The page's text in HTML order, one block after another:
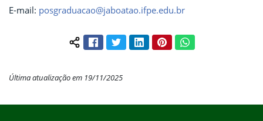
E-mail: posgraduacao@jaboatao.ifpe.edu.br
Compartilhar conteúdo:
FacebookTwitterLinkedInPinterestWhatsApp
Última atualização em 19/11/2025